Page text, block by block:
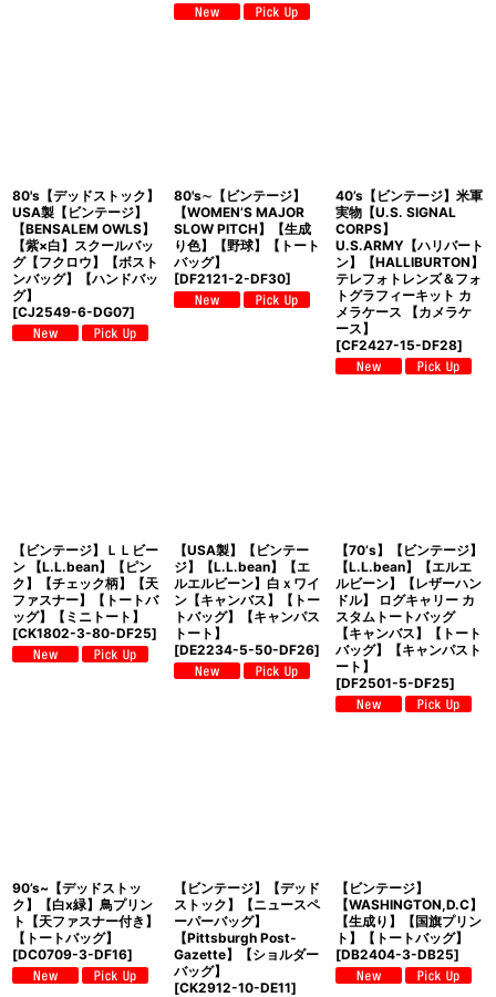
80's【デッドストック】
USA製【ビンテージ】
【BENSALEM OWLS】
【紫×白】スクールバッ
グ【フクロウ】【ボスト
ンバッグ】【ハンドバッ
グ】
[CJ2549-6-DG07]
80's∼【ビンテージ】
【WOMEN’S MAJOR
SLOW PITCH】【生成
り色】【野球】【トート
バッグ】
[DF2121-2-DF30]
40’s【ビンテージ】米軍
実物【U.S. SIGNAL
CORPS】
U.S.ARMY【ハリバート
ン】【HALLIBURTON】
テレフォトレンズ＆フォ
トグラフィーキット カ
メラケース 【カメラケ
ース】
[CF2427-15-DF28]
【ビンテージ】ＬＬビー
ン 【L.L.bean】【ピン
ク】【チェック柄】【天
ファスナー】【トートバ
ッグ】【ミニトート】
[CK1802-3-80-DF25]
【USA製】【ビンテー
ジ】【L.L.bean】【エ
ルエルビーン】白ｘワイ
ン【キャンバス】【トー
トバッグ】【キャンパス
トート】
[DE2234-5-50-DF26]
【70’s】【ビンテージ】
【L.L.bean】【エルエ
ルビーン】【レザーハン
ドル】 ログキャリー カ
スタムトートバッグ
【キャンバス】【トート
バッグ】【キャンパスト
ート】
[DF2501-5-DF25]
90’s~【デッドストッ
ク】【白x緑】鳥プリン
ト【天ファスナー付き】
【トートバッグ】
[DC0709-3-DF16]
【ビンテージ】【デッド
ストック】【ニュースペ
ーパーバッグ】
【Pittsburgh Post-
Gazette】【ショルダー
バッグ】
[CK2912-10-DE11]
【ビンテージ】
【WASHINGTON,D.C】
【生成り】【国旗プリン
ト】【トートバッグ】
[DB2404-3-DB25]